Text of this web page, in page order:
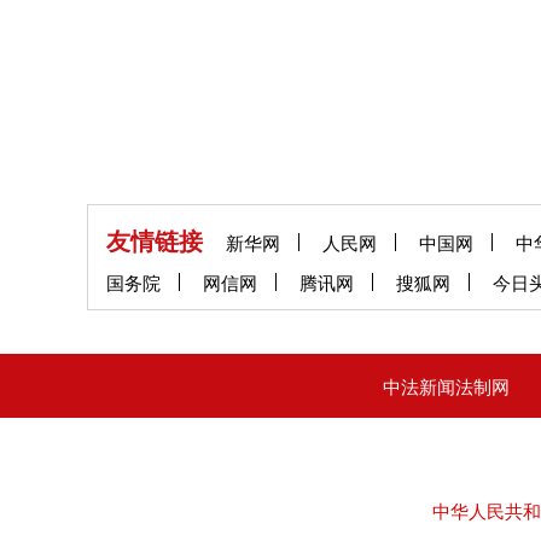
友情链接 新华网 人民网 中国网
中
国务院
网信网 腾讯网 搜狐网 今日
中法新闻法制网
中华人民共